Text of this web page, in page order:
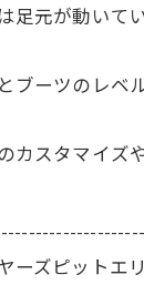
足元が動いて
ブーツのレベ
カスタマイズ
ーズピットエ